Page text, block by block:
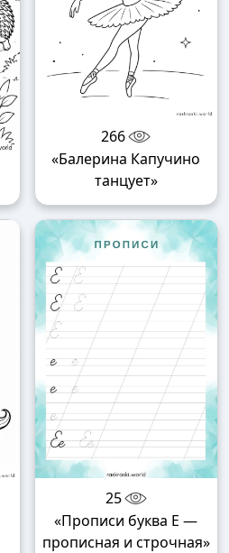
266
«Балерина Капучино
танцует»
25
«Прописи буква Е —
прописная и строчная»